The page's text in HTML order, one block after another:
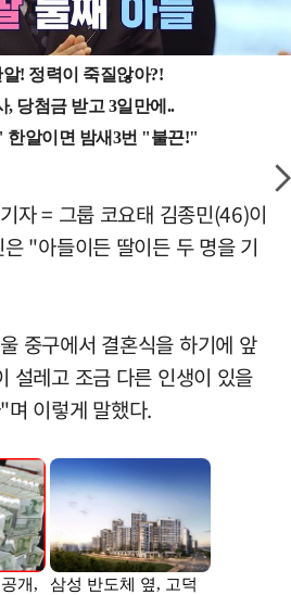
자 = 그룹 코요태 김종민(46)이
"아들이든 딸이든 두 명을 기
중구에서 결혼식을 하기에 앞
설레고 조금 다른 인생이 있을
이렇게 말했다.